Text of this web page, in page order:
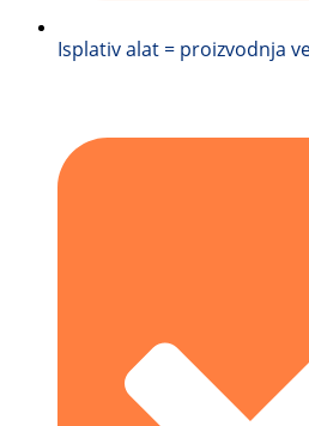
Isplativ alat = proizvodnja